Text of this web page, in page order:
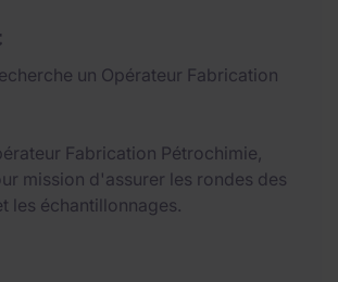
un Opérateur Fabrication
Fabrication Pétrochimie,
mission d'assurer les rondes des
les échantillonnages.